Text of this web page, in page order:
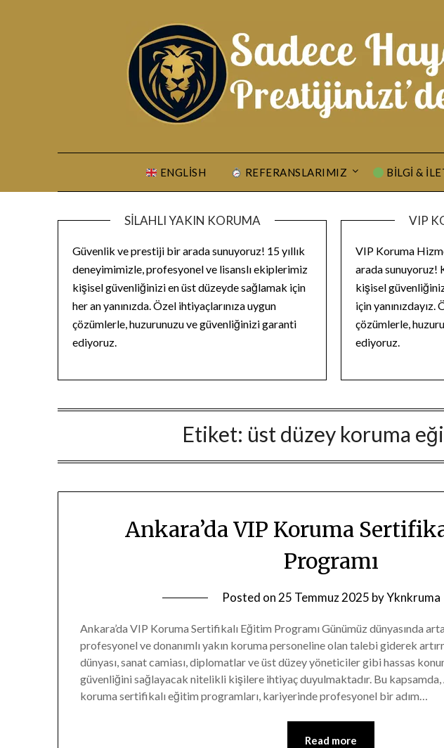
ENGLISH REFERANSLARIMIZ BILGI &
SILAHLI YAKIN KORUMA
Güvenlik ve prestiji bir arada sunuyoruz! 15 yıllık
deneyimimizle, profesyonel ve lisanslı ekiplerimiz
kişisel güvenliğinizi en üst düzeyde sağlamak için
her an yanınızda. Özel ihtiyaçlarınıza uygun
çözümlerle, huzurunuzu ve güvenliğinizi garanti
ediyoruz.
VIP
VIP Koruma
arada sunuyoruz!
kişisel
için yanınızdayız.
çözümlerle,
ediyoruz.
Etiket: üst düzey koruma
Ankara’da VIP Koruma
Programı
Posted on 25 Temmuz 2025 byYknkruma
Ankara’da VIP Koruma Sertifikalı Eğitim Programı Günümüz dünyasında
profesyonel ve donanımlı yakın koruma personeline olan talebi giderek
dünyası, sanat camiası, diplomatlar ve üst düzey yöneticiler gibi hassas
güvenliğini sağlayacak nitelikli kişilere ihtiyaç duyulmaktadır. Bu kapsamda,
koruma sertifikalı eğitim programları, kariyerinde profesyonel bir adım…
Read more